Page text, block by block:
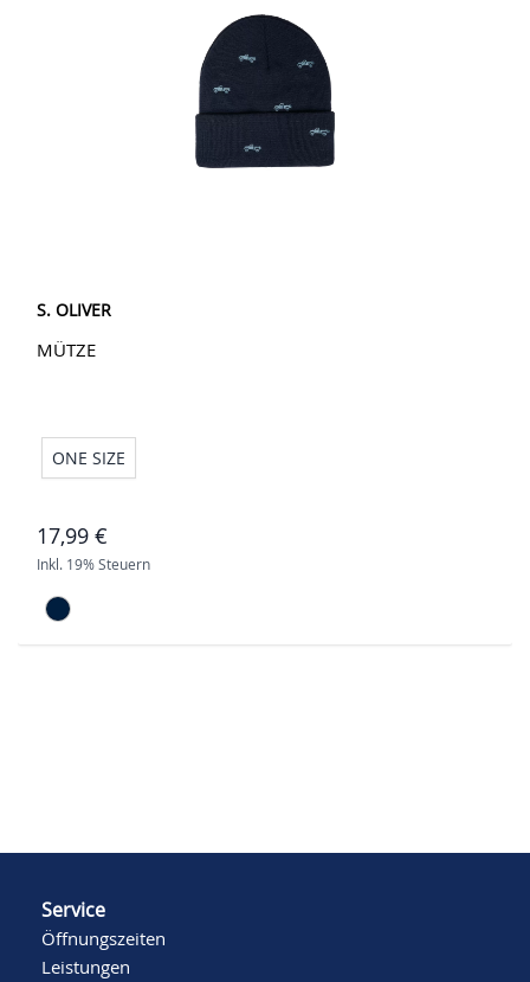
S. OLIVER
MÜTZE
ONE SIZE
17,99 €
Inkl. 19% Steuern
Service
Öffnungszeiten
Leistungen